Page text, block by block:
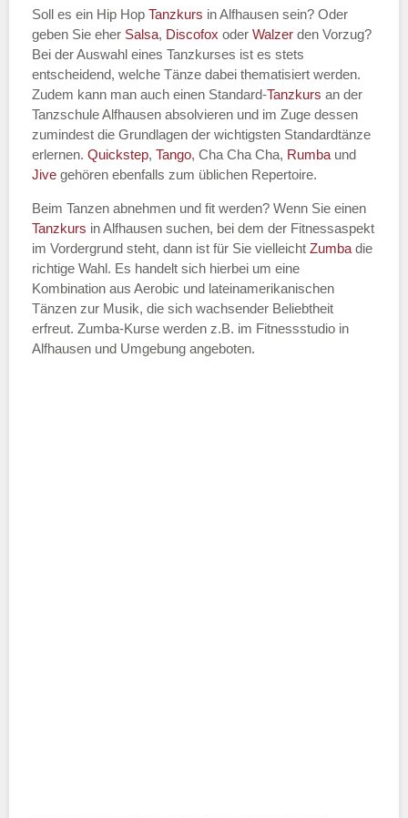
Name des Tanzkurs*
Tanzart*
Soll es ein Hip Hop Tanzkurs in Alfhausen sein? Oder
geben Sie eher Salsa, Discofox oder Walzer den Vorzug?
Bei der Auswahl eines Tanzkurses ist es stets
entscheidend, welche Tänze dabei thematisiert werden.
Zudem kann man auch einen Standard-Tanzkurs an der
Tanzschule Alfhausen absolvieren und im Zuge dessen
zumindest die Grundlagen der wichtigsten Standardtänze
erlernen. Quickstep, Tango, Cha Cha Cha, Rumba und
Jive gehören ebenfalls zum üblichen Repertoire.
Beim Tanzen abnehmen und fit werden? Wenn Sie einen
Tanzkurs in Alfhausen suchen, bei dem der Fitnessaspekt
im Vordergrund steht, dann ist für Sie vielleicht Zumba die
richtige Wahl. Es handelt sich hierbei um eine
Kombination aus Aerobic und lateinamerikanischen
Tänzen zur Musik, die sich wachsender Beliebtheit
erfreut. Zumba-Kurse werden z.B. im Fitnessstudio in
Alfhausen und Umgebung angeboten.